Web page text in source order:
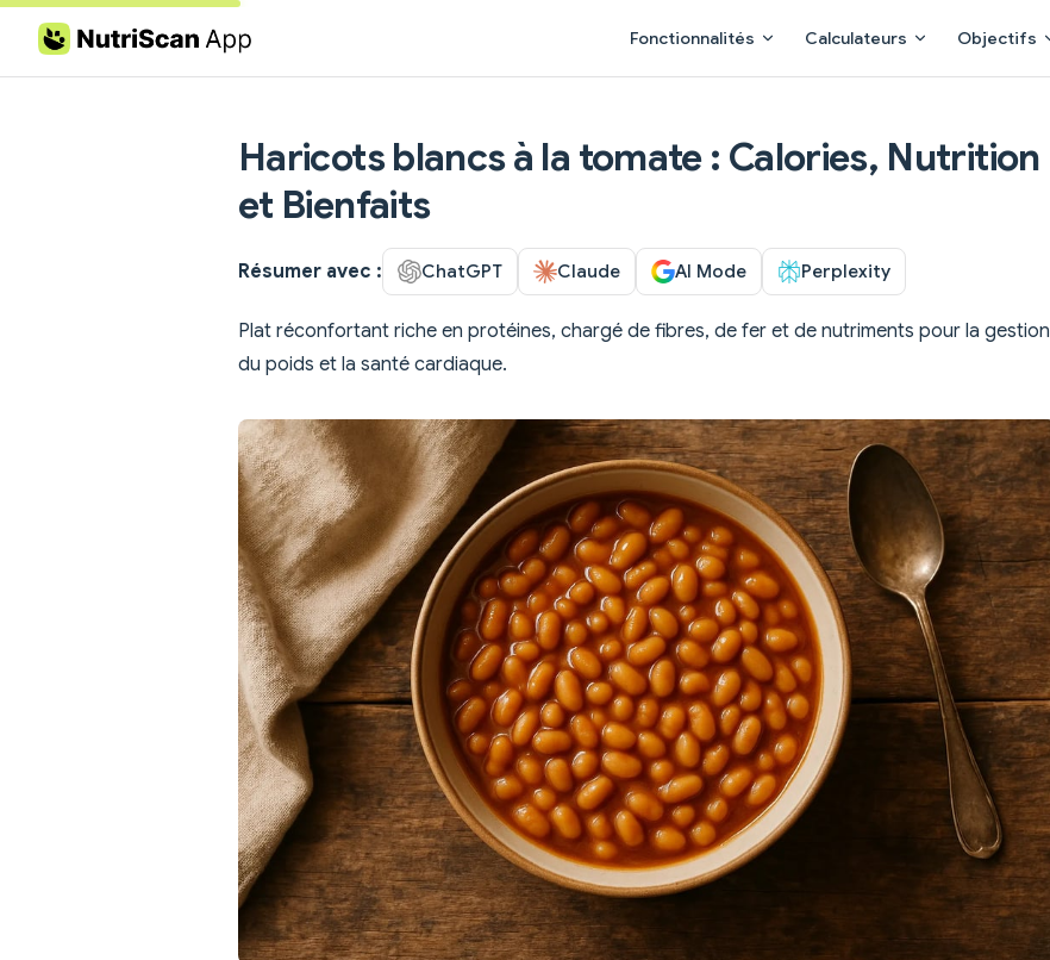
Skip to content Fonctionnalités Calculateurs Objectifs
Haricots blancs à la tomate : Calories, Nutrition
et Bienfaits
Résumer avec : ChatGPT Claude AI Mode Perplexity
Plat réconfortant riche en protéines, chargé de fibres, de fer et de nutriments pour la gestion
du poids et la santé cardiaque.